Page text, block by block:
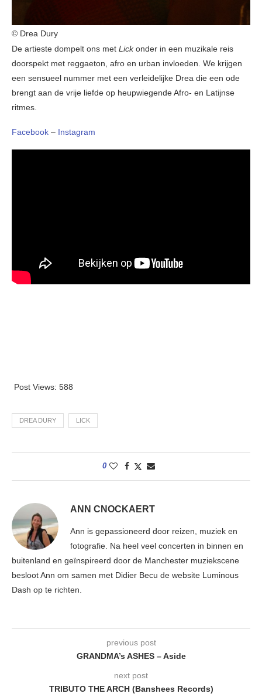
© Drea Dury
De artieste dompelt ons met Lickonder in een muzikale reis
doorspekt met reggaeton, afro en urban invloeden. We krijgen
een sensueel nummer met een verleidelijke Drea die een ode
brengt aan de vrije liefde op heupwiegende Afro- en Latijnse
ritmes.
Facebook – Instagram
Post Views: 588
DREA DURY LICK
0
ANN CNOCKAERT
Ann is gepassioneerd door reizen, muziek en
fotografie. Na heel veel concerten in binnen en
buitenland en geïnspireerd door de Manchester muziekscene
besloot Ann om samen met Didier Becu de website Luminous
Dash op te richten.
previous post
GRANDMA’s ASHES – Aside
next post
TRIBUTO THE ARCH (Banshees Records)